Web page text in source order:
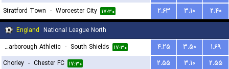
Stratford Town - Worcester City ۱۷:۳۰ ۲.۶۳ ۳.۱۰
۲.۴۰
England National League North
Scarborough Athletic
- South Shields ۱۷:۳۰ ۴.۲۵ ۳.۵۰
۱.۶۹
Chorley - Chester FC ۱۷:۳۰ ۲.۵۵ ۳.۱۰
۲.۵۵